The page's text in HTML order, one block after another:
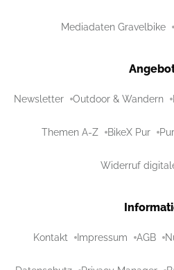
Mediadaten Gravelbike
Newsletter Outdoor & Wandern
Themen A-Z BikeX Pur
Widerruf
Kontakt Impressum AGB